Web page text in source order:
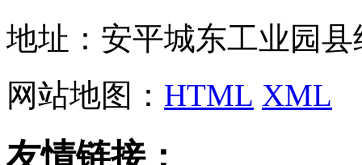
地址：安平城东工业园县
网站地图： HTML XML
友情链接：